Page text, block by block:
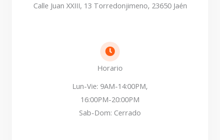
Calle Juan XXIII, 13 Torredonjimeno, 23650 Jaén
Horario
Lun-Vie: 9AM-14:00PM,
16:00PM-20:00PM
Sab-Dom: Cerrado